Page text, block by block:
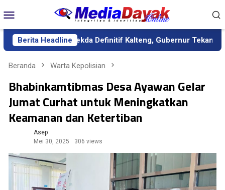
ke
kontenMobile
Berita Headline
Sekda Definitif Kalteng, Gubernur Tekankan Kerja
Beranda Warta Kepolisian
Bhabinkamtibmas Desa Ayawan Gelar
Jumat Curhat untuk Meningkatkan
Keamanan dan Ketertiban
Asep
Mei 30, 2025
306 views